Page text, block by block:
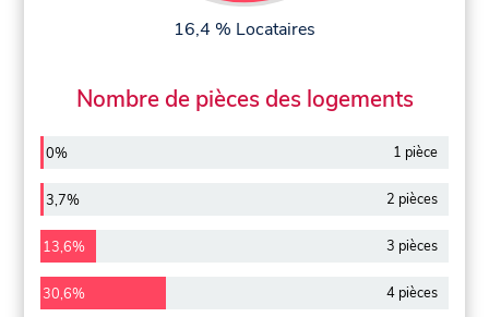
16,4 % Locataires
Nombre de pièces des logements
0% 1 pièce
3,7% 2 pièces
13,6% 3 pièces
30,6% 4 pièces